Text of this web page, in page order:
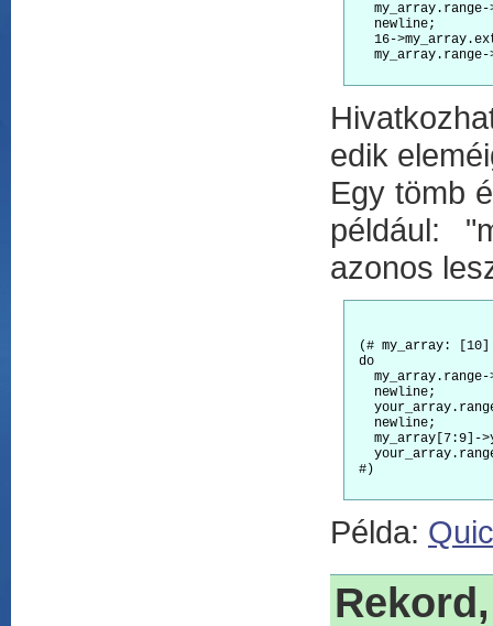
   newline;
16-
edik
Egy tömb
például:
azonos
(# my_array:
do
   newline;
   newline;
#)
Példa: